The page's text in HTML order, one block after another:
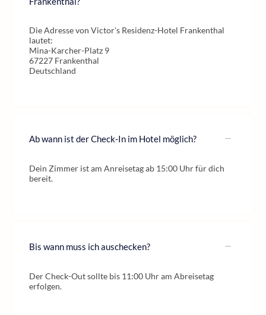
Die Adresse von Victor's Residenz-Hotel Frankenthal
lautet:
Mina-Karcher-Platz 9
67227 Frankenthal
Deutschland
Ab wann ist der Check-In im Hotel möglich?
Dein Zimmer ist am Anreisetag ab 15:00 Uhr für dich
bereit.
Bis wann muss ich auschecken?
Der Check-Out sollte bis 11:00 Uhr am Abreisetag
erfolgen.